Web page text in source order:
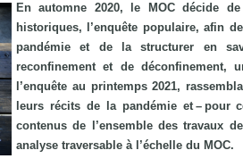
En automne 2020, le MOC décide
historiques, l’enquête populaire, afin
pandémie et de la structurer en
reconfinement et de
l’enquête au printemps 2021,
leurs récits de la pandémie et – pour
contenus de l’ensemble des travaux
analyse traversable à l’échelle du MOC.